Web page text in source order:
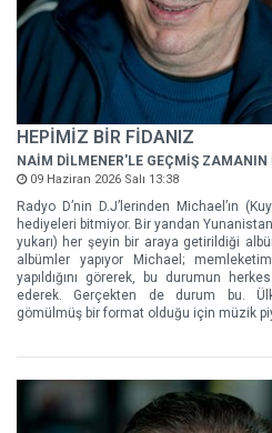
HEPİMİZ BİR FİDANIZ
NAİM DİLMENER'LE GEÇMİŞ ZAMANIN
09 Haziran 2026 Salı 13:38
Radyo D’nin D.J’lerinden Michael’ın
hediyeleri bitmiyor. Bir yandan
yukarı) her şeyin bir araya getirildiği
albümler yapıyor Michael;
yapıldığını görerek, bu durumun
ederek. Gerçekten de durum bu.
gömülmüş bir format olduğu için müzik